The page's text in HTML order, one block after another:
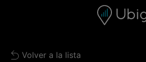
Barra de navegación
Back to list
Volver a la lista